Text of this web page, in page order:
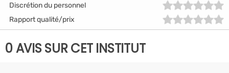
Discrétion du personnel
Rapport qualité/prix
0 AVIS SUR CET INSTITUT